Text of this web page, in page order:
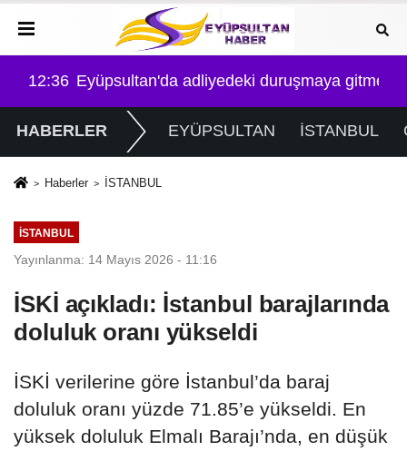
isteyen 3 silahlı şüpheli yakalandı
17:03 CHP Eyüpsultan'da Veli Güngör'ün adı ilçe
HABERLER EYÜPSULTAN İSTANBUL
Haberler İSTANBUL
İSTANBUL
Yayınlanma: 14 Mayıs 2026 - 11:16
İSKİ açıkladı: İstanbul barajlarında
doluluk oranı yükseldi
İSKİ verilerine göre İstanbul’da baraj
doluluk oranı yüzde 71.85’e yükseldi. En
yüksek doluluk Elmalı Barajı’nda, en düşük